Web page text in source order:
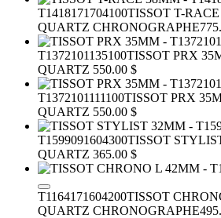
T1418171704100TISSOT T-
QUARTZ CHRONOGRAPHE
T1372101135100TISSOT PRX
QUARTZ 550.00 $
T1372101111100TISSOT PRX
QUARTZ 550.00 $
T1599091604300TISSOT
QUARTZ 365.00 $
T1164171604200TISSOT
QUARTZ CHRONOGRAPHE